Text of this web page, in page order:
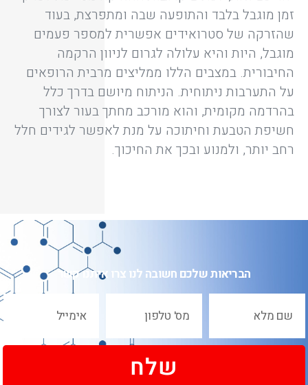
זמן מוגבל בלבד והתופעה שבה ומתפרצת, בעוד
שהזרקה של סטרואידים אפשרית למספר פעמים
מוגבל, היות והיא עלולה לגרום לניוון הרקמה
החיבורית. במצבים הללו ממליצים מרבית הרופאים
על התערבות ניתוחית. הניתוח מיושם בדרך כלל
בהרדמה מקומית, והוא מורכב מחתך בעור לצורך
חשיפת הטבעת וחיתוכה על מנת לאפשר לגידים חלל
רחב יותר, ולמנוע ובכך את החיכוך.
הבריאות שלכם חשובה לנו צרו איתנו קשר
שלח